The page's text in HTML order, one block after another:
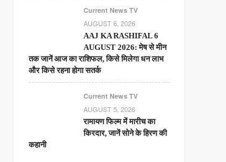
Current News TV
AUGUST 6, 2026
AAJ KA RASHIFAL 6
AUGUST 2026: मेष से मीन
तक जानें आज का राशिफल, किसे मिलेगा धन लाभ
और किसे रहना होगा सतर्क
Current News TV
AUGUST 5, 2026
रामायण फिल्म में मारीच का
किरदार, जानें सोने के हिरण की
कहानी